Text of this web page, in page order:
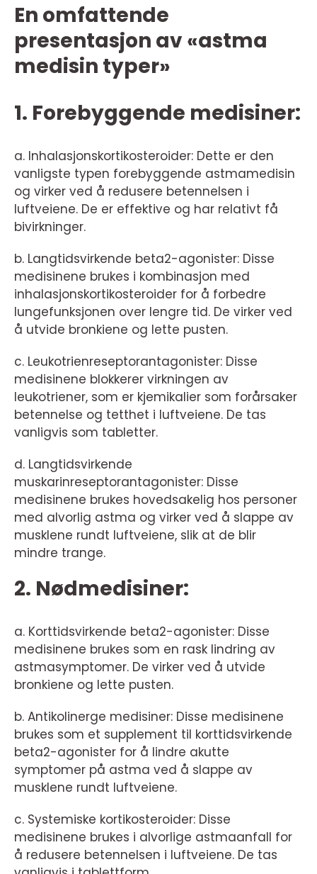
En omfattende
presentasjon av «astma
medisin typer»
1. Forebyggende medisiner:
a. Inhalasjonskortikosteroider: Dette er den
vanligste typen forebyggende astmamedisin
og virker ved å redusere betennelsen i
luftveiene. De er effektive og har relativt få
bivirkninger.
b. Langtidsvirkende beta2-agonister: Disse
medisinene brukes i kombinasjon med
inhalasjonskortikosteroider for å forbedre
lungefunksjonen over lengre tid. De virker ved
å utvide bronkiene og lette pusten.
c. Leukotrienreseptorantagonister: Disse
medisinene blokkerer virkningen av
leukotriener, som er kjemikalier som forårsaker
betennelse og tetthet i luftveiene. De tas
vanligvis som tabletter.
d. Langtidsvirkende
muskarinreseptorantagonister: Disse
medisinene brukes hovedsakelig hos personer
med alvorlig astma og virker ved å slappe av
musklene rundt luftveiene, slik at de blir
mindre trange.
2. Nødmedisiner:
a. Korttidsvirkende beta2-agonister: Disse
medisinene brukes som en rask lindring av
astmasymptomer. De virker ved å utvide
bronkiene og lette pusten.
b. Antikolinerge medisiner: Disse medisinene
brukes som et supplement til korttidsvirkende
beta2-agonister for å lindre akutte
symptomer på astma ved å slappe av
musklene rundt luftveiene.
c. Systemiske kortikosteroider: Disse
medisinene brukes i alvorlige astmaanfall for
å redusere betennelsen i luftveiene. De tas